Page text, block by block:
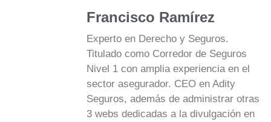
Francisco Ramírez
Experto en Derecho y Seguros.
Titulado como Corredor de Seguros
Nivel 1 con amplia experiencia en el
sector asegurador. CEO en Adity
Seguros, además de administrar otras
3 webs dedicadas a la divulgación en